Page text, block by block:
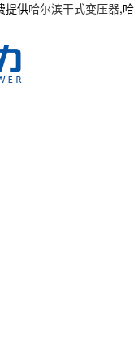
提供哈尔滨干式变压器,